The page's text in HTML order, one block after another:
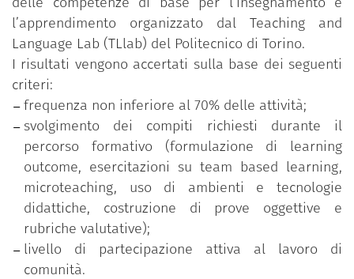
l’apprendimento organizzato dal Teaching and
Language Lab (TLlab) del Politecnico di Torino.
I risultati vengono accertati sulla base dei seguenti
criteri:
frequenza non inferiore al 70% delle attività;
svolgimento dei compiti richiesti durante il
percorso formativo (formulazione di learning
outcome, esercitazioni su team based learning,
microteaching, uso di ambienti e tecnologie
didattiche, costruzione di prove oggettive e
rubriche valutative);
livello di partecipazione attiva al lavoro di
comunità.